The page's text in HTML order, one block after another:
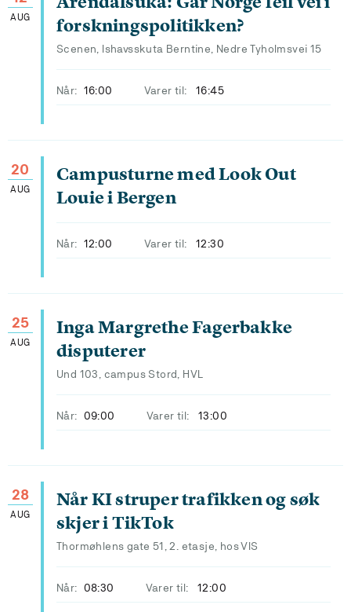
AUG
forskningspolitikken?
Scenen, Ishavsskuta Berntine, Nedre Tyholmsvei 15
Når: 16:00 Varer til: 16:45
20
AUG
Campusturne med Look Out
Louie i Bergen
Når: 12:00 Varer til: 12:30
25
AUG
Inga Margrethe Fagerbakke
disputerer
Und 103, campus Stord, HVL
Når: 09:00 Varer til: 13:00
28
AUG
Når KI struper trafikken og søk
skjer i TikTok
Thormøhlens gate 51, 2. etasje, hos VIS
Når: 08:30 Varer til: 12:00